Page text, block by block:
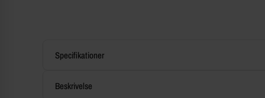
Specifikationer
Beskrivelse